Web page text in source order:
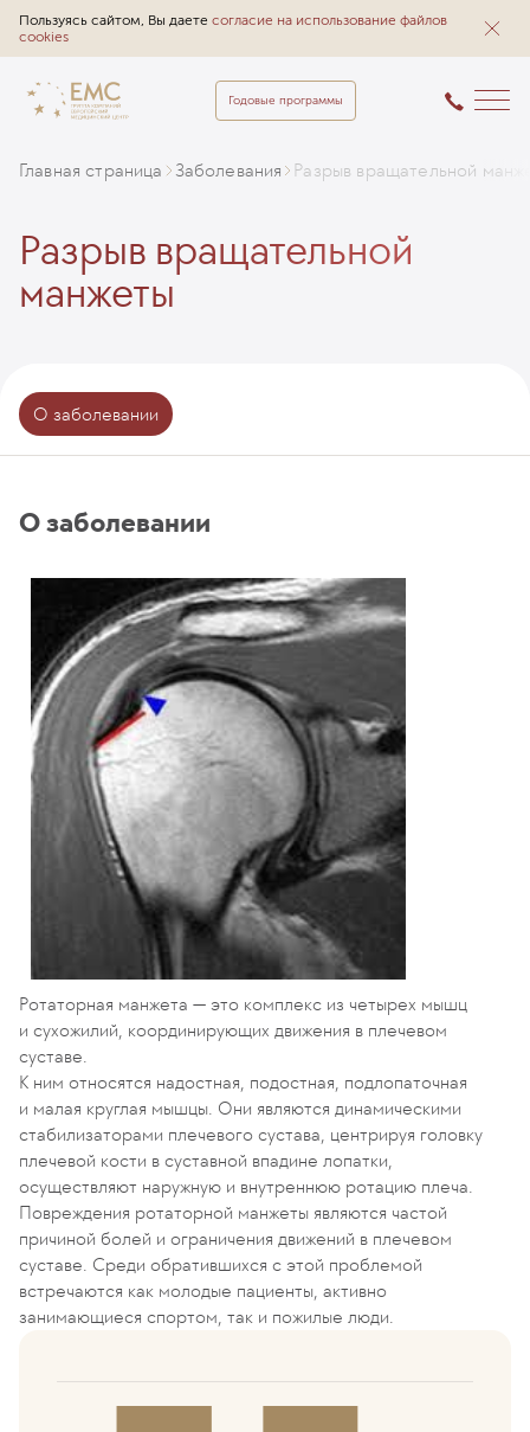
Пользуясь сайтом, Вы даете согласие на использование файлов
cookies
Годовые программы
Главная страница Заболевания Разрыв вращательной
Разрыв вращательной
манжеты
О заболевании
О заболевании
Ротаторная манжета — это комплекс из четырех мышц
и сухожилий, координирующих движения в плечевом
суставе.
К ним относятся надостная, подостная, подлопаточная
и малая круглая мышцы. Они являются динамическими
стабилизаторами плечевого сустава, центрируя головку
плечевой кости в суставной впадине лопатки,
осуществляют наружную и внутреннюю ротацию плеча.
Повреждения ротаторной манжеты являются частой
причиной болей и ограничения движений в плечевом
суставе. Среди обратившихся с этой проблемой
встречаются как молодые пациенты, активно
занимающиеся спортом, так и пожилые люди.